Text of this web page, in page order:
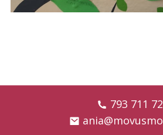
793 711